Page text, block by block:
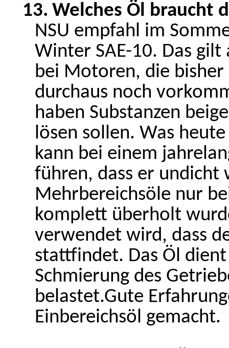
13. Welches Öl braucht
NSU empfahl im
Winter SAE-10. Das
bei Motoren, die
durchaus noch
haben Substanzen
lösen sollen. Was
kann bei einem
führen, dass er undicht
Mehrbereichsöle nur
komplett überholt
verwendet wird, dass
stattfindet. Das Öl
Schmierung des
belastet.Gute
Einbereichsöl gemacht.